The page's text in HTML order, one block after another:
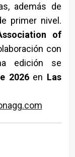
además de
primer nivel.
of
con
edición se
2026en Las